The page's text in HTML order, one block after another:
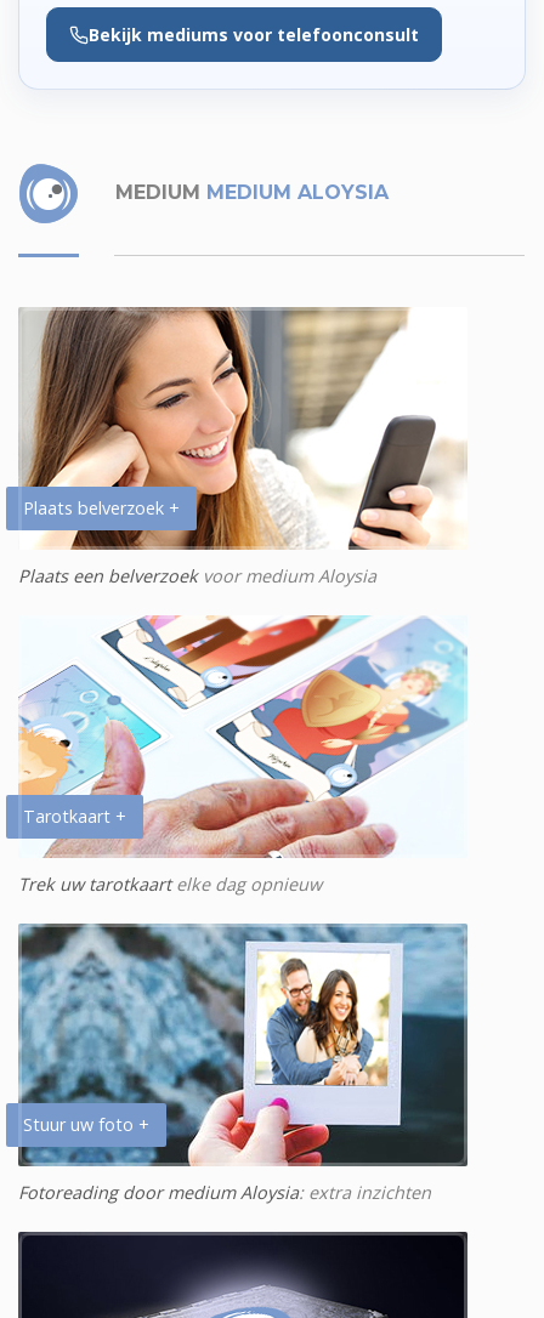
Bekijk mediums voor telefoonconsult
MEDIUM MEDIUM ALOYSIA
Plaats belverzoek +
Plaats een belverzoekvoor medium Aloysia
Tarotkaart +
Trek uw tarotkaartelke dag opnieuw
Stuur uw foto +
Fotoreading door medium Aloysia: extra inzichten